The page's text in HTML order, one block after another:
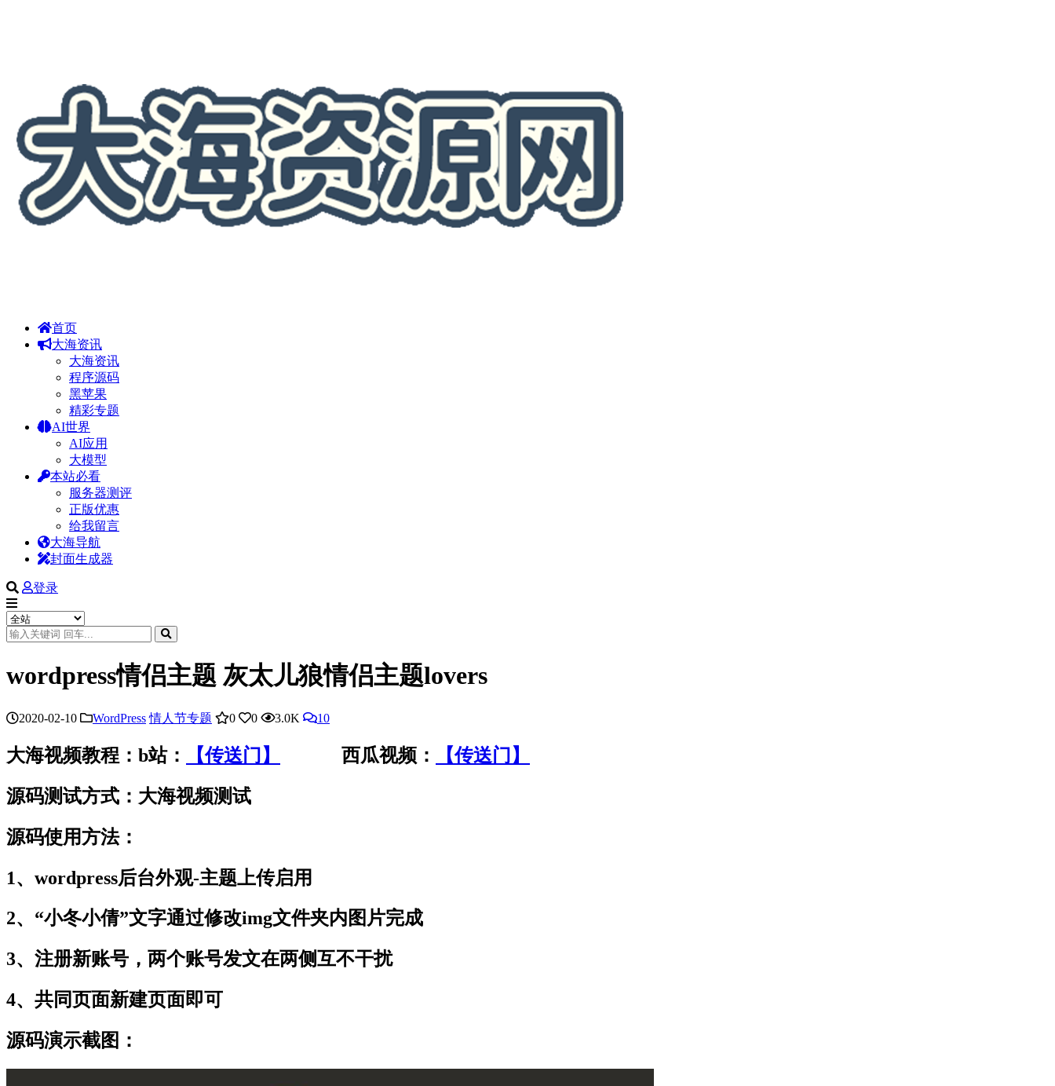
首页
大海资讯
大海资讯
程序源码
黑苹果
精彩专题
AI世界
AI应用
大模型
本站必看
服务器测评
正版优惠
给我留言
大海导航
封面生成器
登录
wordpress情侣主题 灰太儿狼情侣主题lovers
2020-02-10 WordPress 情人节专题 0 0 3.0K 10
大海视频教程：b站： 【传送门】 西瓜视频：
【传送门】
源码测试方式：大海视频测试
源码使用方法：
1、wordpress后台外观-主题上传启用
2、“小冬小倩”文字通过修改img文件夹内图片完成
3、注册新账号，两个账号发文在两侧互不干扰
4、共同页面新建页面即可
源码演示截图：